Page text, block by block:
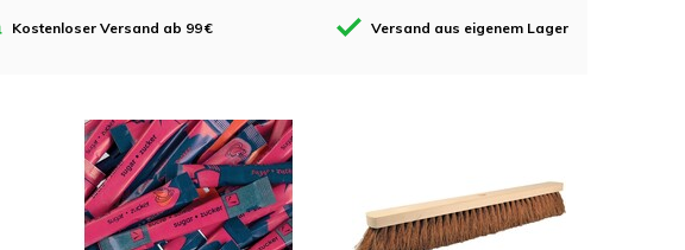
Kostenloser Versand ab 99 € Versand aus eigenem Lager